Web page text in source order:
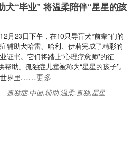
犬“毕业” 将温柔陪伴“星星的孩
月23日下午，在10只导盲犬“前辈”们的
辅助犬哈雷、哈利、伊莉完成了精彩的
证书。它们将踏上“心理疗愈师”的征
帮助。孤独症儿童被称为“星星的孩子”。
界里……更多
孤独症,中国,辅助,温柔,孤独,星星